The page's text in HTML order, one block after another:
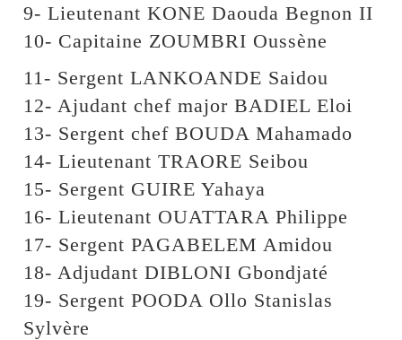
9- Lieutenant KONE Daouda Begnon II
10- Capitaine ZOUMBRI Oussène
11- Sergent LANKOANDE Saidou
12- Ajudant chef major BADIEL Eloi
13- Sergent chef BOUDA Mahamado
14- Lieutenant TRAORE Seibou
15- Sergent GUIRE Yahaya
16- Lieutenant OUATTARA Philippe
17- Sergent PAGABELEM Amidou
18- Adjudant DIBLONI Gbondjaté
19- Sergent POODA Ollo Stanislas
Sylvère